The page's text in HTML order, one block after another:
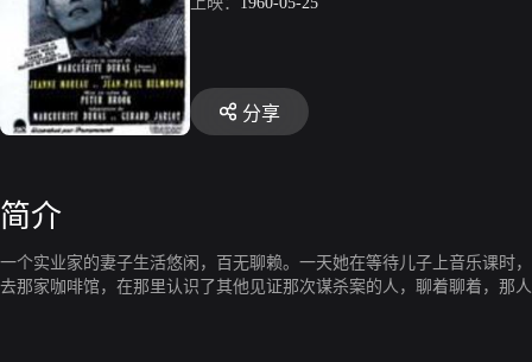
分享
简介
一个实业家的妻子生活悠闲，百无聊赖。一天她在等待儿子上音乐课时
去那家咖啡馆，在那里认识了其他见证那次谋杀案的人，聊着聊着，那